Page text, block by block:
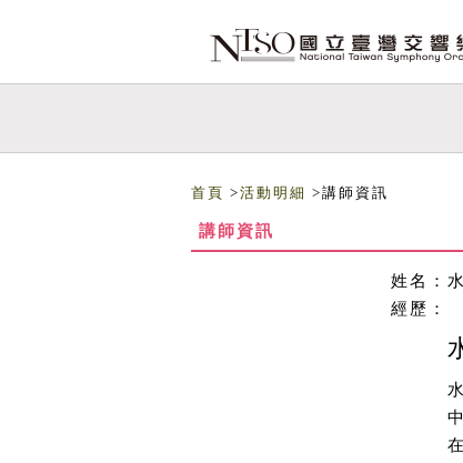
首頁 >活動明細 >講師資訊
講師資訊
姓名：
經歷：